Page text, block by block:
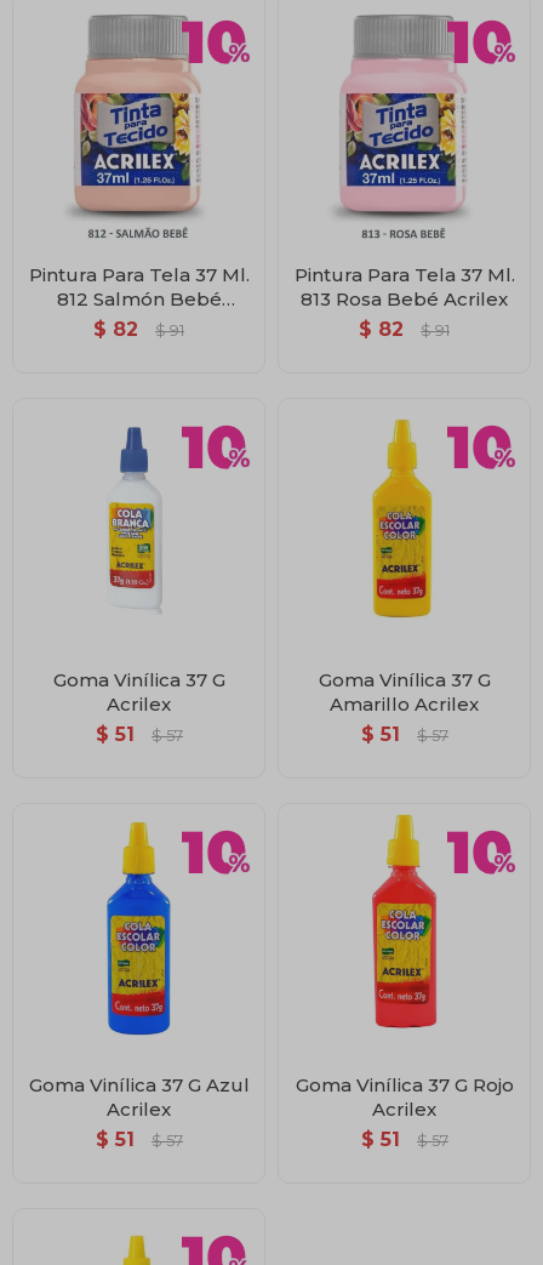
Pintura Para Tela 37 Ml.
812 Salmón Bebé
Acrilex
$ 82 $ 91
Pintura Para Tela 37 Ml.
813 Rosa Bebé Acrilex
$ 82 $ 91
Goma Vinílica 37 G
Acrilex
$ 51 $ 57
Goma Vinílica 37 G
Amarillo Acrilex
$ 51 $ 57
Goma Vinílica 37 G Azul
Acrilex
$ 51 $ 57
Goma Vinílica 37 G Rojo
Acrilex
$ 51 $ 57